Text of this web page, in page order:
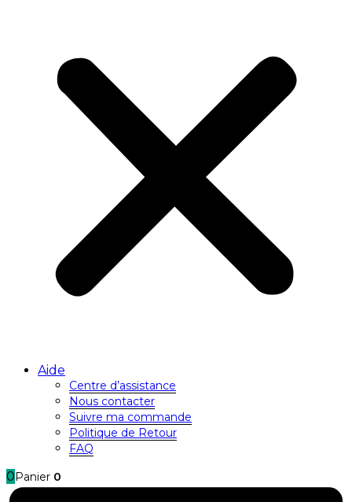
Aide
Centre d’assistance
Nous contacter
Suivre ma commande
Politique de Retour
FAQ
0 Panier 0